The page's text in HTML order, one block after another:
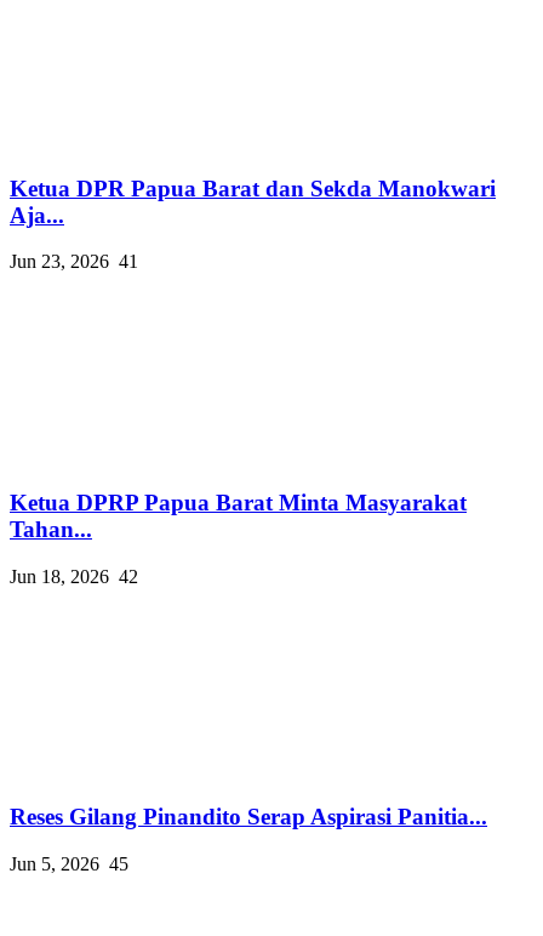
Ketua DPR Papua Barat dan Sekda Manokwari
Aja...
Jun 23, 2026 41
Ketua DPRP Papua Barat Minta Masyarakat
Tahan...
Jun 18, 2026 42
Reses Gilang Pinandito Serap Aspirasi Panitia...
Jun 5, 2026 45